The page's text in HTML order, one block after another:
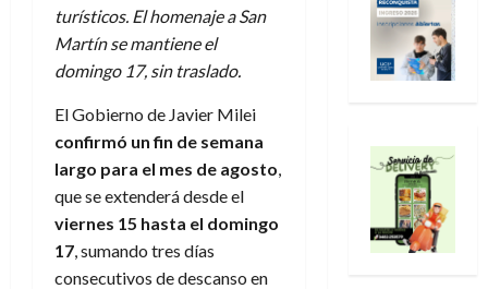
turísticos. El homenaje a San
Martín se mantiene el
domingo 17, sin traslado.
El Gobierno de Javier Milei
confirmó un fin de semana
largo para el mes de agosto,
que se extenderá desde el
viernes 15 hasta el domingo
17, sumando tres días
consecutivos de descanso en